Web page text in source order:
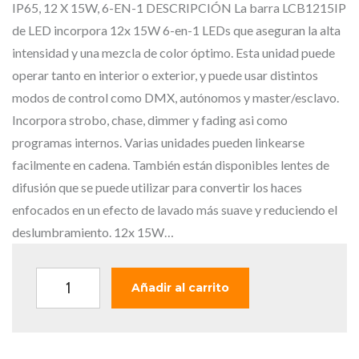
c
i
o
o
r
i
g
i
n
a
l
e
r
a
c
i
o
a
c
t
u
a
l
e
:
7
IP65, 12 X 15W, 6-EN-1 DESCRIPCIÓN La barra LCB1215IP
de LED incorpora 12x 15W 6-en-1 LEDs que aseguran la alta
intensidad y una mezcla de color óptimo. Esta unidad puede
operar tanto en interior o exterior, y puede usar distintos
modos de control como DMX, autónomos y master/esclavo.
Incorpora strobo, chase, dimmer y fading asi como
programas internos. Varias unidades pueden linkearse
facilmente en cadena. También están disponibles lentes de
difusión que se puede utilizar para convertir los haces
enfocados en un efecto de lavado más suave y reduciendo el
deslumbramiento. 12x 15W…
Añadir al carrito